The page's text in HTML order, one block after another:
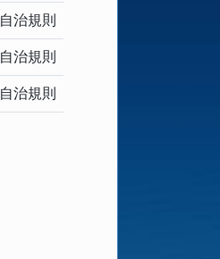
自治規則
自治規則
自治規則